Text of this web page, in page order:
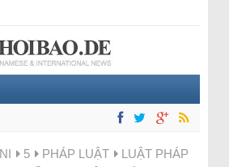
5 PHÁP LUẬT
LUẬT PHÁP